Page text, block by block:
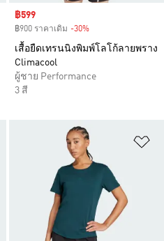
Sale price
฿599
฿900 ราคาเดิม -30%
เสื้อยืดเทรนนิงพิมพ์โลโก้ลายพราง
Climacool
ผู้ชาย Performance
3 สี
เพิ่มไปยังรายการสินค้าโปรด